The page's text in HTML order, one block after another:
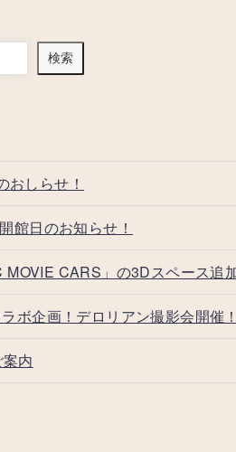
検索
おしらせ！
日のお知らせ！
MOVIE CARS」の3Dスペース追
ボ企画！デロリアン撮影会開催
内